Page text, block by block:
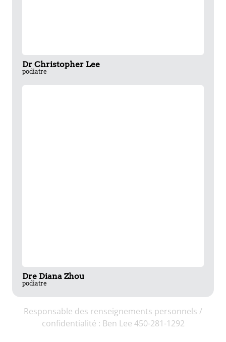
Dr Christopher Lee
podiatre
Dre Diana Zhou
podiatre
Responsable des renseignements personnels /
confidentialité : Ben Lee 450-281-1292